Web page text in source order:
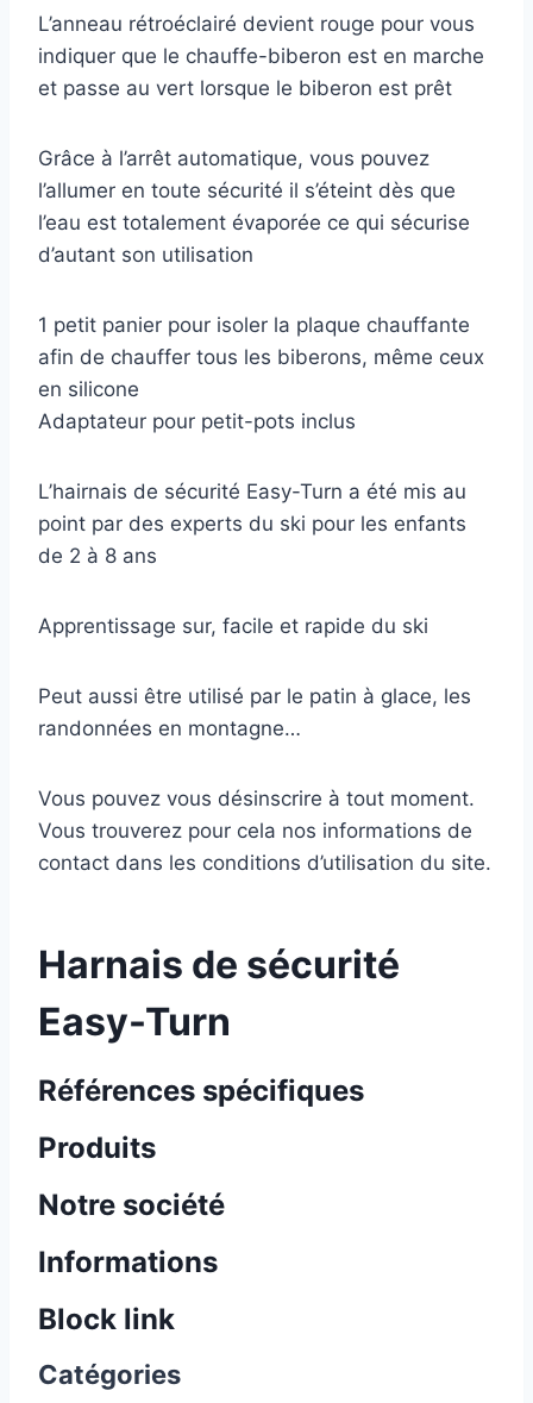
L’anneau rétroéclairé devient rouge pour vous
indiquer que le chauffe-biberon est en marche
et passe au vert lorsque le biberon est prêt
Grâce à l’arrêt automatique, vous pouvez
l’allumer en toute sécurité il s’éteint dès que
l’eau est totalement évaporée ce qui sécurise
d’autant son utilisation
1 petit panier pour isoler la plaque chauffante
afin de chauffer tous les biberons, même ceux
en silicone
Adaptateur pour petit-pots inclus
L’hairnais de sécurité Easy-Turn a été mis au
point par des experts du ski pour les enfants
de 2 à 8 ans
Apprentissage sur, facile et rapide du ski
Peut aussi être utilisé par le patin à glace, les
randonnées en montagne…
Vous pouvez vous désinscrire à tout moment.
Vous trouverez pour cela nos informations de
contact dans les conditions d’utilisation du site.
Harnais de sécurité
Easy-Turn
Références spécifiques
Produits
Notre société
Informations
Block link
Catégories